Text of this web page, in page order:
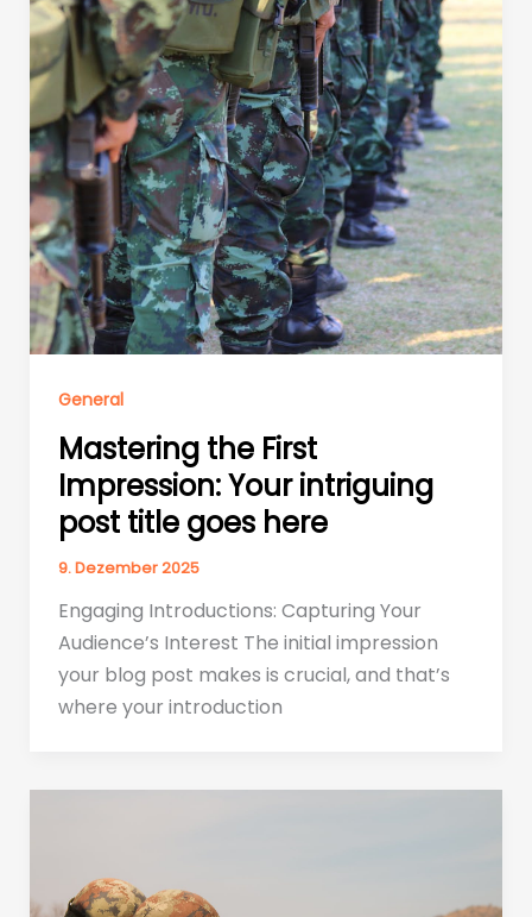
General
Mastering the First
Impression: Your intriguing
post title goes here
9. Dezember 2025
Engaging Introductions: Capturing Your
Audience’s Interest The initial impression
your blog post makes is crucial, and that’s
where your introduction